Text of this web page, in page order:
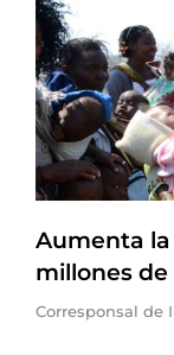
Aumenta
millones
Corresponsal de